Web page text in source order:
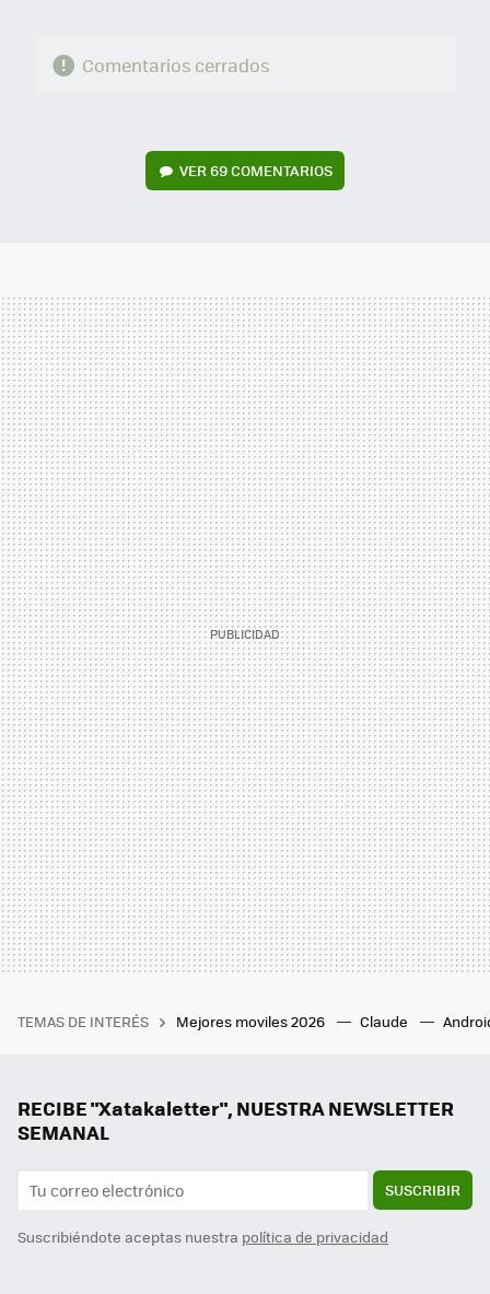
Comentarios cerrados
VER69 COMENTARIOS
TEMAS DE INTERÉS Mejores moviles 2026 Claude
RECIBE "Xatakaletter", NUESTRA NEWSLETTER
SEMANAL
SUSCRIBIR
Suscribiéndote aceptas nuestra política de privacidad